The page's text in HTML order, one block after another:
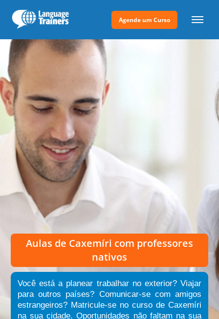
Agende um Curso
Aulas de Caxemíri com professores
nativos
Você está a planear trabalhar no exterior? Viajar
para outros países? Comunicar-se com amigos
estrangeiros? Matricule-se no curso de Caxemíri
na sua cidade. Oportunidades não faltam na sua